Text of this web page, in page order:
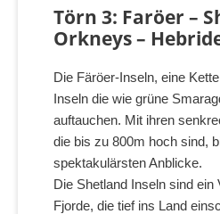
Törn 3: Faröer –
Orkneys –
Die Färöer-Inseln, eine
Inseln die wie grüne
auftauchen. Mit ihren
die bis zu 800m hoch sind,
spektakulärsten Anblicke.
Die Shetland Inseln sind ein
Fjorde, die tief ins Land